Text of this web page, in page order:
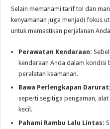
Selain memahami tarif tol dan
kenyamanan juga menjadi fokus
untuk memastikan perjalanan
Perawatan Kendaraan:
kendaraan Anda dalam kondisi
peralatan keamanan.
Bawa Perlengkapan Darurat:
seperti segitiga pengaman,
kecil.
Pahami Rambu Lalu Lintas: